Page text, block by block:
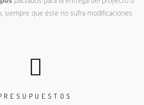
siempre que éste no sufra modificaciones